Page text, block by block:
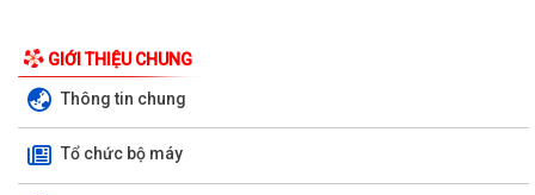
GIỚI THIỆU CHUNG
Thông tin chung
Tổ chức bộ máy